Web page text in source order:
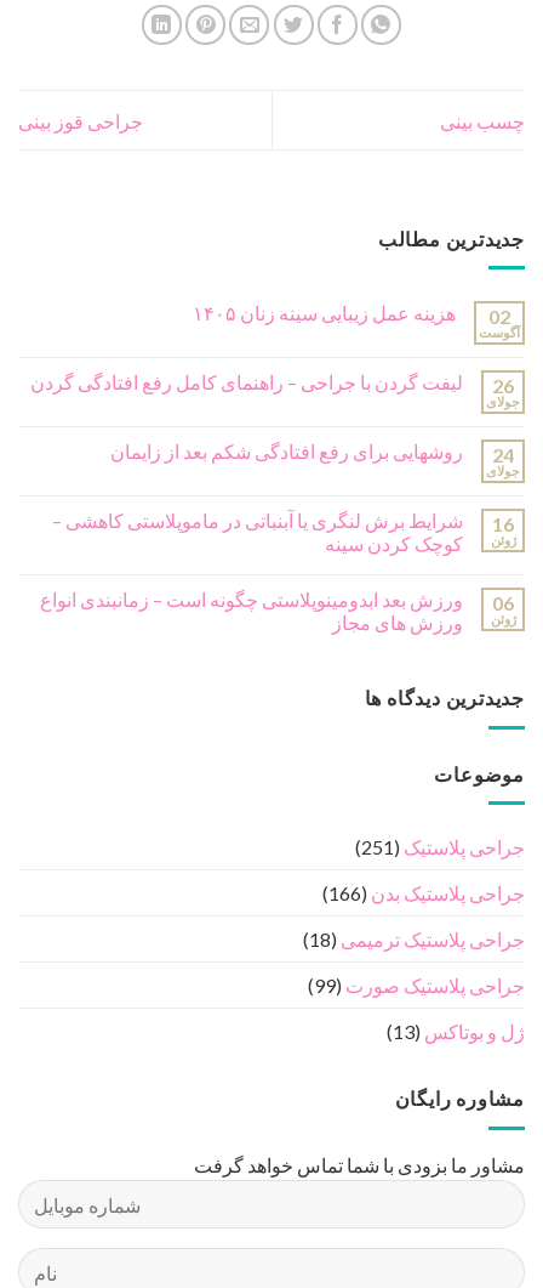
چسب بینی جراحی قوز بینی
جدیدترین مطالب
02
آگوست
هزینه عمل زیبایی سینه زنان ۱۴۰۵
26
جولای
لیفت گردن با جراحی – راهنمای کامل رفع افتادگی گردن
24
جولای
روشهایی برای رفع افتادگی شکم بعد از زایمان
16
ژوئن
شرایط برش لنگری یا آبنباتی در ماموپلاستی کاهشی –
کوچک کردن سینه
06
ژوئن
ورزش بعد ابدومینوپلاستی چگونه است – زمانبندی انواع
ورزش های مجاز
جدیدترین دیدگاه ها
موضوعات
جراحی پلاستیک (251)
جراحی پلاستیک بدن (166)
جراحی پلاستیک ترمیمی (18)
جراحی پلاستیک صورت (99)
ژل و بوتاکس (13)
مشاوره رایگان
مشاور ما بزودی با شما تماس خواهد گرفت